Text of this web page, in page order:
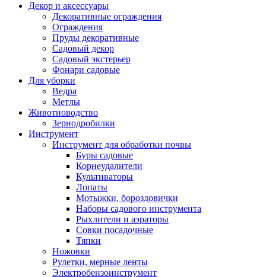
Декор и аксессуары
Декоративные ограждения
Ограждения
Пруды декоративные
Садовый декор
Садовый экстерьер
Фонари садовые
Для уборки
Ведра
Метлы
Животноводство
Зернодробилки
Инструмент
Инструмент для обработки почвы
Буры садовые
Корнеудалители
Культиваторы
Лопаты
Мотыжки, бороздовички
Наборы садового инструмента
Рыхлители и аэраторы
Совки посадочные
Тяпки
Ножовки
Рулетки, мерные ленты
Электробензоинструмент